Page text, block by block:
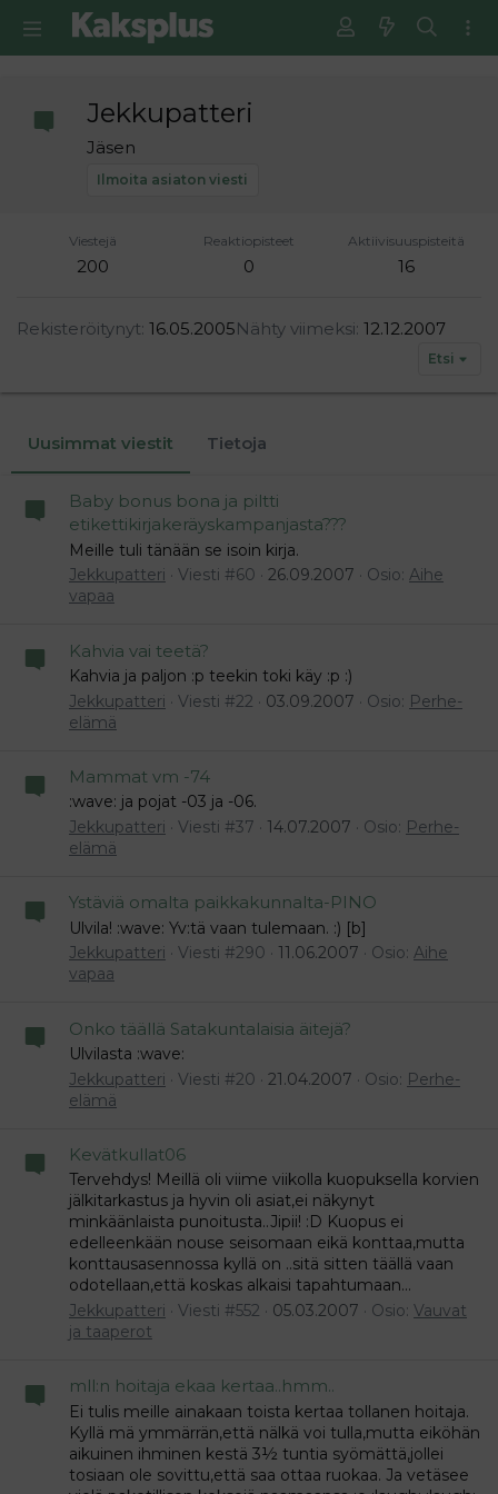
Ilmoita asiaton viesti
Jekkupatteri
Jäsen
Viestejä
200
Reaktiopisteet
0
Aktiivisuuspisteitä
16
Rekisteröitynyt 16.05.2005Nähty viimeksi 12.12.2007
Etsi
Uusimmat viestit Tietoja
Baby bonus bona ja piltti
etikettikirjakeräyskampanjasta???
Meille tuli tänään se isoin kirja.
Jekkupatteri
Viesti #60 26.09.2007 Osio: Aihe
vapaa
Kahvia vai teetä?
Kahvia ja paljon :p teekin toki käy :p :)
Jekkupatteri
Viesti #22 03.09.2007 Osio: Perhe-
elämä
Mammat vm -74
:wave: ja pojat -03 ja -06.
Jekkupatteri
Viesti #37 14.07.2007 Osio: Perhe-
elämä
Ystäviä omalta paikkakunnalta-PINO
Ulvila! :wave: Yv:tä vaan tulemaan. :) [b]
Jekkupatteri
Viesti #290 11.06.2007 Osio: Aihe
vapaa
Onko täällä Satakuntalaisia äitejä?
Ulvilasta :wave:
Jekkupatteri
Viesti #20 21.04.2007 Osio: Perhe-
elämä
Kevätkullat06
Tervehdys! Meillä oli viime viikolla kuopuksella korvien
jälkitarkastus ja hyvin oli asiat,ei näkynyt
minkäänlaista punoitusta..Jipii! :D Kuopus ei
edelleenkään nouse seisomaan eikä konttaa,mutta
konttausasennossa kyllä on ..sitä sitten täällä vaan
odotellaan,että koskas alkaisi tapahtumaan...
Jekkupatteri
Viesti #552 05.03.2007 Osio: Vauvat
ja taaperot
mll:n hoitaja ekaa kertaa..hmm..
Ei tulis meille ainakaan toista kertaa tollanen hoitaja.
Kyllä mä ymmärrän,että nälkä voi tulla,mutta eiköhän
aikuinen ihminen kestä 3½ tuntia syömättä,jollei
tosiaan ole sovittu,että saa ottaa ruokaa. Ja vetäsee